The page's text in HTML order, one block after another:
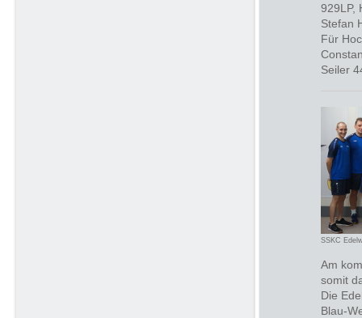
929LP,
Stefan
Für
Seiler
SSKC
Am
somit
Die
Blau-